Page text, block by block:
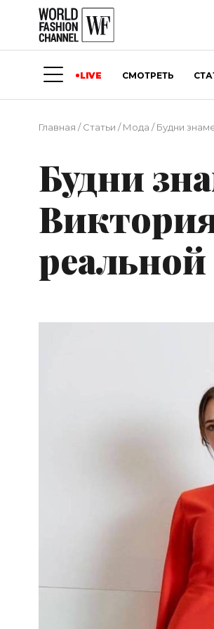
LIVE СМОТРЕТЬ
Главная /Статьи /Мода /Будни
Будни